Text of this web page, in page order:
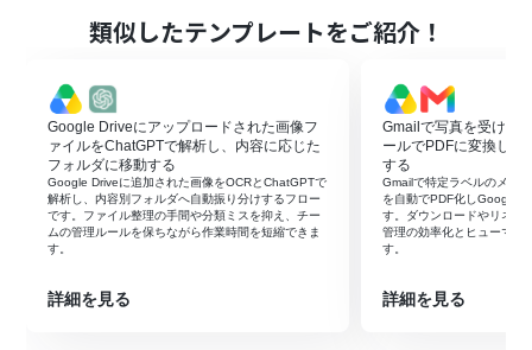
がります
■フローボットの流れ
はじめに、Google DriveとGitLabをYoomと連携します
次に、トリガーでGoogle Driveを選択し、「特定のフォ
ルダ内に新しくファイル・フォルダが作成されたら」と
いうアクションを設定します
次に、オペレーションで分岐機能を設定し、ファイル名
など特定の条件に合致した場合のみ、後続の処理が実行
最後に、オペレーションでGitLabの「イシューを作成」
アクションを設定し、トリガーで取得した情報をもとにイ
類似したテンプレートをご紹介！
Google Driveにアップロードされた画像フ
ァイルをChatGPTで解析し、内容に応じた
フォルダに移動する
Google Driveに追加された画像をOCRとChatGPTで
解析し、内容別フォルダへ自動振り分けするフロー
です。ファイル整理の手間や分類ミスを抑え、チー
ムの管理ルールを保ちながら作業時間を短縮できま
す。
詳細を見る
Gmailで写真を受け取
ールでPDFに変換し
する
Gmailで特定ラベルのメー
を自動でPDF化しGoogle
す。ダウンロードやリネー
管理の効率化とヒューマン
す。
詳細を見る